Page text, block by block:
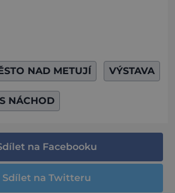
NAD METUJÍ VÝSTAVA
NÁCHOD
na Facebooku
Sdílet na Twitteru